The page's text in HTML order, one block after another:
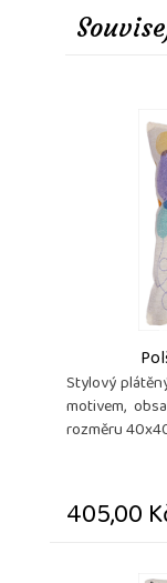
Stylový
motivem,
rozměru
405,00